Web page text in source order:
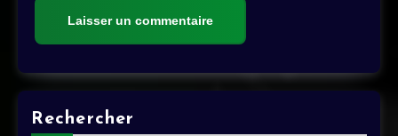
Rechercher